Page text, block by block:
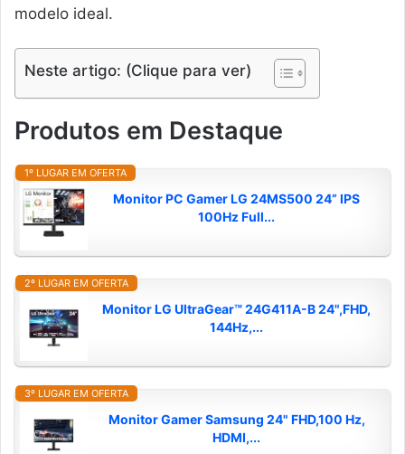
modelo ideal.
Neste artigo: (Clique para ver)
Produtos em Destaque
1º LUGAR EM OFERTA
Monitor PC Gamer LG 24MS500 24” IPS
100Hz Full...
2º LUGAR EM OFERTA
Monitor LG UltraGear™ 24G411A-B 24",FHD,
144Hz,...
3º LUGAR EM OFERTA
Monitor Gamer Samsung 24" FHD,100 Hz,
HDMI,...